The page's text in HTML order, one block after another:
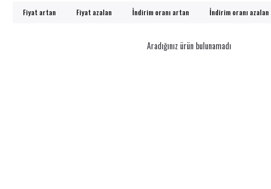
Fiyat artan Fiyat azalan İndirim oranı artan İndirim oranı azalan
Aradığınız ürün bulunamadı